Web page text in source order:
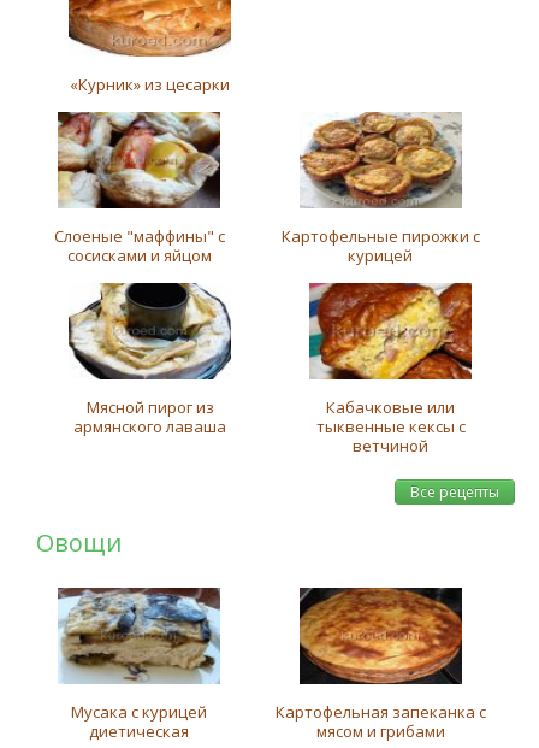
«Курник» из цесарки
Слоеные "маффины" с
сосисками и яйцом
Картофельные пирожки с
курицей
Мясной пирог из
армянского лаваша
Кабачковые или
тыквенные кексы с
ветчиной
Все рецепты
Овощи
Мусака с курицей
диетическая
Картофельная запеканка с
мясом и грибами